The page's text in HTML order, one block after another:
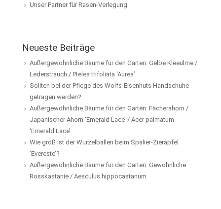
Unser Partner für Rasen-Verlegung
Neueste Beiträge
Außergewöhnliche Bäume für den Garten: Gelbe Kleeulme /
Lederstrauch / Ptelea trifoliata ‘Aurea’
Sollten bei der Pflege des Wolfs-Eisenhuts Handschuhe
getragen werden?
Außergewöhnliche Bäume für den Garten: Fächerahorn /
Japanischer Ahorn ‘Emerald Lace’ / Acer palmatum
‘Emerald Lace’
Wie groß ist der Wurzelballen beim Spalier-Zierapfel
‘Evereste’?
Außergewöhnliche Bäume für den Garten: Gewöhnliche
Rosskastanie / Aesculus hippocastanum